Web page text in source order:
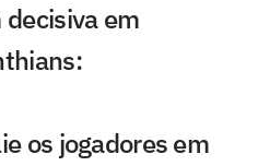
em
os jogadores em